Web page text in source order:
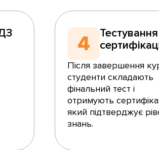
4
Після завершення
студенти складають
фінальний тест і
отримують
який підтверджує
знань.